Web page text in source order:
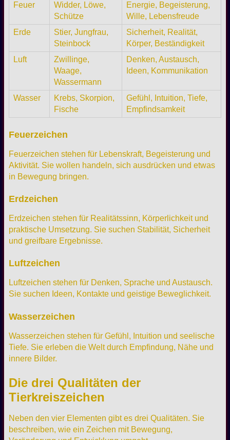
Feuer
Widder, Löwe,
Schütze
Energie, Begeisterung,
Wille, Lebensfreude
Erde
Stier, Jungfrau,
Steinbock
Sicherheit, Realität,
Körper, Beständigkeit
Luft
Zwillinge,
Waage,
Wassermann
Denken, Austausch,
Ideen, Kommunikation
Wasser
Krebs, Skorpion,
Fische
Gefühl, Intuition, Tiefe,
Empfindsamkeit
Feuerzeichen
Feuerzeichen stehen für Lebenskraft, Begeisterung und
Aktivität. Sie wollen handeln, sich ausdrücken und etwas
in Bewegung bringen.
Erdzeichen
Erdzeichen stehen für Realitätssinn, Körperlichkeit und
praktische Umsetzung. Sie suchen Stabilität, Sicherheit
und greifbare Ergebnisse.
Luftzeichen
Luftzeichen stehen für Denken, Sprache und Austausch.
Sie suchen Ideen, Kontakte und geistige Beweglichkeit.
Wasserzeichen
Wasserzeichen stehen für Gefühl, Intuition und seelische
Tiefe. Sie erleben die Welt durch Empfindung, Nähe und
innere Bilder.
Die drei Qualitäten der
Tierkreiszeichen
Neben den vier Elementen gibt es drei Qualitäten. Sie
beschreiben, wie ein Zeichen mit Bewegung,